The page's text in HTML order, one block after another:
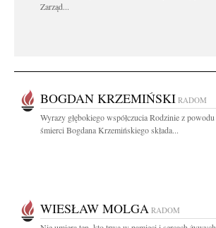
Zarząd...
BOGDAN KRZEMIŃSKI RADOM
Wyrazy głębokiego współczucia Rodzinie z powodu
śmierci Bogdana Krzemińskiego składa...
WIESŁAW MOLGA RADOM